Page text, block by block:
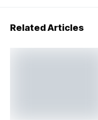
Related Articles